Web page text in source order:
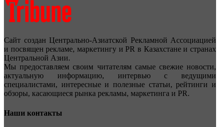
Сайт создан Центрально-Азиатской Рекламной Ассоциацией
и посвящен рекламе, маркетингу и PR в Казахстане и странах
Центральной Азии.
Мы предоставляем своим читателям самые свежие новости,
актуальную информацию, интервью с ведущими
специалистами, интересные и полезные статьи, рейтинги и
обзоры, касающиеся рынка рекламы, маркетинга и PR.
Наши контакты